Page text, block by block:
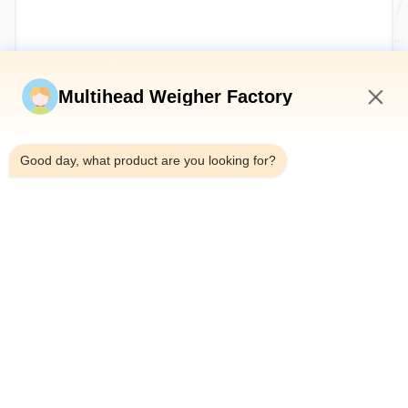
Jetzt einreichen
Multihead Weigher Factory
Good day, what product are you looking for?